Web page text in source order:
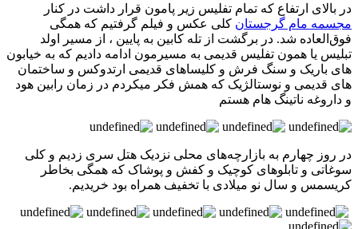
در بالای ارتفاع که تمام تفلیس زیر پامون قرار داشت در کنار
مجسمه مام گرجستان کلی عکس و فیلم گرفتیم که همگی
فوق‌العاده شد. در برگشت از تله کابین به پایین ، از مسیر اولد
تبلیس یا همون تفلیس قدیمی به مسیرمون ادامه دادیم که به خیابون
های باریک و سنگ فرش و کلیساهای قدیمی ارتدوکس و ساختمان
های قدیمی و نوستالژیک که همش فکر میکردم در زمان رابین هود
و داروغه ناتینگ هام هستم
در روز چهارم به بازارچه‌های محلی نزدیک هتل سری زدیم و کلی
سوغاتی و تابلوهای کوچیک و کفش و پوشاک که همگی بخاطر
کریسمس و سال نو میلادی با تخفیف همراه بود خریدیم.